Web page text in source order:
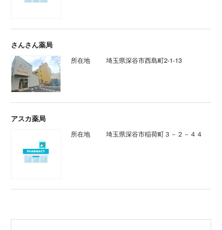
さんさん薬局
所在地 埼玉県深谷市西島町2-1-13
アスカ薬局
所在地 埼玉県深谷市稲荷町３－２－４４